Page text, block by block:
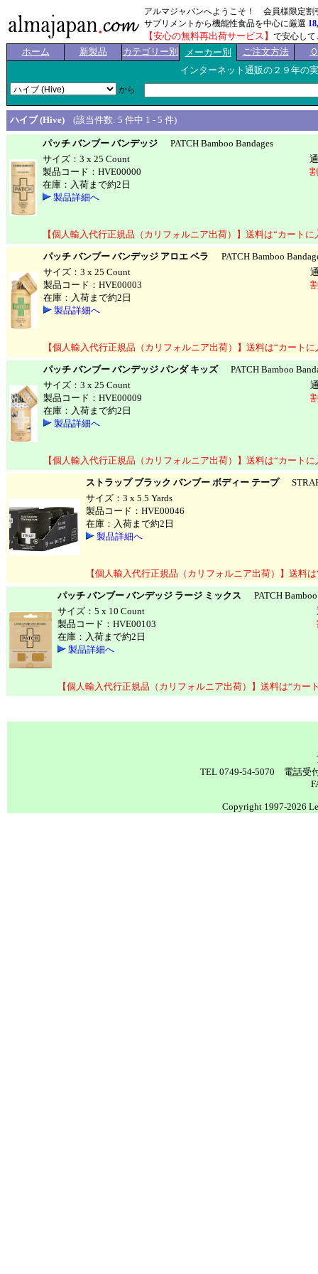
アルマジャパンへようこそ！ 会員様限定割
サプリメントから機能性食品を中心に厳選
【安心の無料再出荷サービス】 で安心し
ホーム 新製品 カテゴリー別 メーカー別 ご注文方法
インターネット通販の２９年の
から
ハイブ (Hive) (該当件数: 5 件中 1 - 5 件)
パッチ バンブー バンデッジ PATCH Bamboo Bandages
サイズ：3 x 25 Count
製品コード：HVE00000
在庫：入荷まで約2日
製品詳細へ
【個人輸入代行正規品（カリフォルニア出荷）】送料は“カート
パッチ バンブー バンデッジ アロエ ベラ PATCH Bamboo
サイズ：3 x 25 Count
製品コード：HVE00003
在庫：入荷まで約2日
製品詳細へ
【個人輸入代行正規品（カリフォルニア出荷）】送料は“カート
パッチ バンブー バンデッジ パンダ キッズPATCH Bamboo
サイズ：3 x 25 Count
製品コード：HVE00009
在庫：入荷まで約2日
製品詳細へ
【個人輸入代行正規品（カリフォルニア出荷）】送料は“カート
ストラップ ブラック バンブー ボディー テープSTRAP
サイズ：3 x 5.5 Yards
製品コード：HVE00046
在庫：入荷まで約2日
製品詳細へ
【個人輸入代行正規品（カリフォルニア出荷）】送料
パッチ バンブー バンデッジ ラージ ミックス PATCH Bamboo
サイズ：5 x 10 Count
製品コード：HVE00103
在庫：入荷まで約2日
製品詳細へ
【個人輸入代行正規品（カリフォルニア出荷）】送料は“カー
TEL 0749-54-5070 電話受
Copyright 1997-2026